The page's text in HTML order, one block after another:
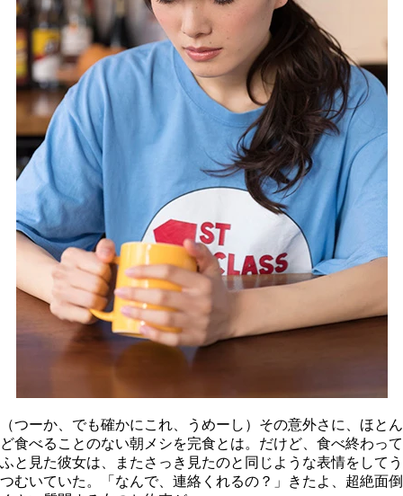
（つーか、でも確かにこれ、うめーし）その意外さに、ほとん
ど食べることのない朝メシを完食とは。だけど、食べ終わって
ふと見た彼女は、またさっき見たのと同じような表情をしてう
つむいていた。「なんで、連絡くれるの？」きたよ、超絶面倒